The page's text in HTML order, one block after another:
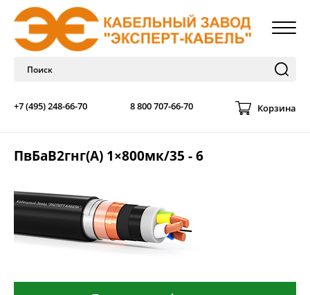
+7 (495) 248-66-70 8 800 707-66-70 Корзина
ПвБаВ2гнг(А) 1×800мк/35 - 6